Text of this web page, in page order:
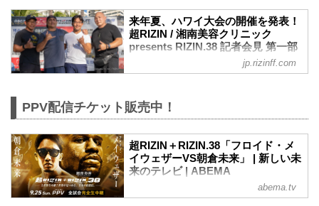
名称
超RIZIN / 湘南美容クリニック presents
RIZIN.38
日時
2022年9月25日（日）10:30開場 / 12:00開
憩を挟んで開始いたします。尚15:00開始
する場合がございます。予めご了承くだ
さい。
終了予定時間
20:00〜21:00頃
※試合内容、イベント進行によって終了
来年夏、ハワイ大会の開催を発表！
超RIZIN / 湘南美容クリニック
presents RIZIN.38 記者会見 第一部
- RIZIN FIGHTING FEDERATION
オフィシャルサイト
キビーチにて記者会見が行われた。会見
の第一部では、ハワイで今後行う様々な
試みに関しての発表がなされた。
会見第一部には榊原信行CEO、エンセン
井上氏、イーゲン井上氏、そしてBJ・ペ
ン氏が登壇した。
来年夏、ハワイ大会を開催！榊原「国際
的なイベントの準備に入る」
jp.rizinff.com
PPV配信チケット販売中！
超RIZIN＋RIZIN.38「フロイド・メ
イウェザーVS朝倉未来」 | 新しい未
来のテレビ | ABEMA
ボクシング世界5階級制覇のフロイド・メ
abema.tv